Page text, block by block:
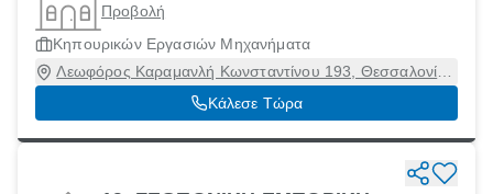
Προβολή
Κηπουρικών Εργασιών Μηχανήματα
Λεωφόρος Καραμανλή Κωνσταντίνου 193, Θεσσαλονίκη
[Δήμος], Θεσσαλονίκη, 54249
Κάλεσε Τώρα